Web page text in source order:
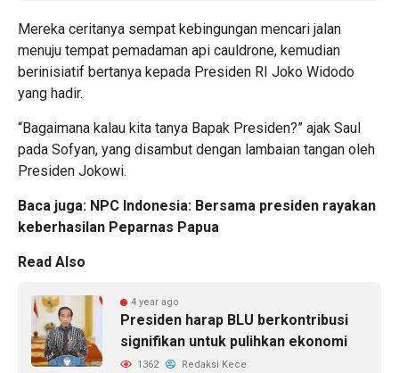
Mereka ceritanya sempat kebingungan mencari jalan
menuju tempat pemadaman api cauldrone, kemudian
berinisiatif bertanya kepada Presiden RI Joko Widodo
yang hadir.
“Bagaimana kalau kita tanya Bapak Presiden?” ajak Saul
pada Sofyan, yang disambut dengan lambaian tangan oleh
Presiden Jokowi.
Baca juga: NPC Indonesia: Bersama presiden rayakan
keberhasilan Peparnas Papua
Read Also
4 year ago
Presiden harap BLU berkontribusi
signifikan untuk pulihkan ekonomi
1362 Redaksi Kece